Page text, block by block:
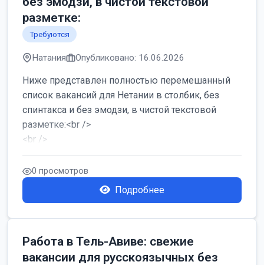
разметке:
Требуются
Натания Опубликовано: 16.06.2026
Ниже представлен полностью перемешанный
список вакансий для Нетании в столбик, без
спинтакса и без эмодзи, в чистой текстовой
разметке:<br />
<br />
Работа в Нетании на мебельном производстве:
требу...
0 просмотров
Подробнее
Работа в Тель-Авиве: свежие
вакансии для русскоязычных без